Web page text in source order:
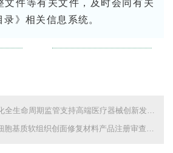
文件等有关文件，及时会同有关
》相关信息系统。